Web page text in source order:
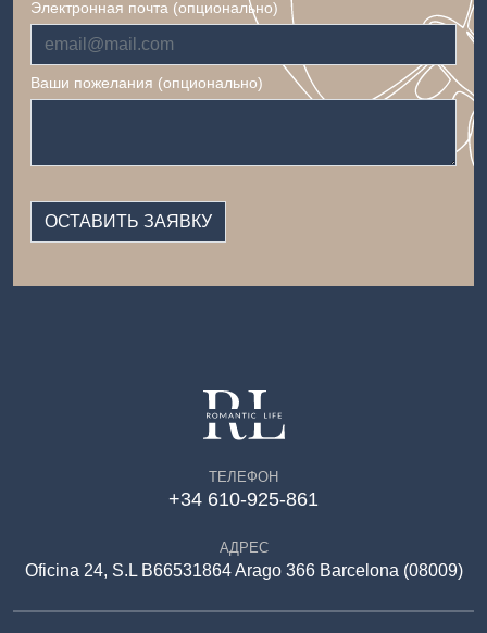
Электронная почта (опционально)
Ваши пожелания (опционально)
ТЕЛЕФОН
+34 610-925-861
АДРЕС
Oficina 24, S.L B66531864 Arago 366 Barcelona (08009)